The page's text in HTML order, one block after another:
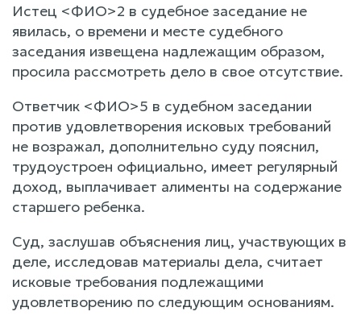
Истец <ФИО>2 в судебное заседание не
явилась, о времени и месте судебного
заседания извещена надлежащим образом,
просила рассмотреть дело в свое отсутствие.
Ответчик <ФИО>5 в судебном заседании
против удовлетворения исковых требований
не возражал, дополнительно суду пояснил,
трудоустроен официально, имеет регулярный
доход, выплачивает алименты на содержание
старшего ребенка.
Суд, заслушав объяснения лиц, участвующих в
деле, исследовав материалы дела, считает
исковые требования подлежащими
удовлетворению по следующим основаниям.